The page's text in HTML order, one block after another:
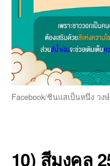
Facebook/ซินแสเป็นหนึ่ง วง
10) สีมงคล